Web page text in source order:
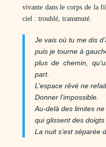
vivante dans le corps de la
ciel : troublé, transmuté.
Je vais où tu me dis
puis je tourne à
plus de chemin,
part.
L’espace rêvé ne
Donner l’impossible.
Au-delà des limites
qui glissent des
La nuit s’est séparée